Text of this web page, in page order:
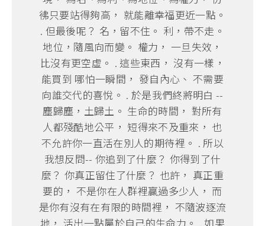
彿只要站得夠高， 就能離幸福更近一點。
. 但最後呢？ 名，留不住。 利，帶不走。
地位，隨風向而變。 權力， 一旦失效，
比沒有更空虛。 . 這些東西， 沒有一樣，
能買到 哪怕一瞬間， 發自內心、 不需要
向誰交代的喜悅。 . 於是我們終將明白 --
塵歸塵，土歸土。 生命的時間， 對所有
人都殘酷地公平， 短得來不及重來， 也
不允許你一直活在別人的期待裡。 . 所以
我想反問-- 你追到了什麼？ 你得到了什
麼？ 你真正留住了什麼？ 也許， 真正重
要的， 不是你在人群裡贏過多少人， 而
是你有沒有在有限的時間裡， 不隨波逐流
地， 活出一點屬於自己的生命力。 . 如果